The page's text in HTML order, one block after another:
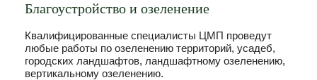
Благоустройство и озеленение
Квалифицированные специалисты ЦМП проведут
любые работы по озеленению территорий, усадеб,
городских ландшафтов, ландшафтному озеленению,
вертикальному озеленению.